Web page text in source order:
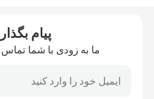
پیام
ما به زودی با شما